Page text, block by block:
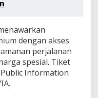
dengan akses
perjalanan
spesial. Tiket
Information